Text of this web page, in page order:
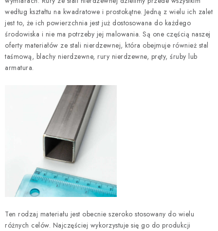
t
r
o
l
k
i
według kształtu na kwadratowe i prostokątne. Jedną z wielu ich zalet
jest to, że ich powierzchnia jest już dostosowana do każdego
środowiska i nie ma potrzeby jej malowania. Są one częścią naszej
oferty materiałów ze stali nierdzewnej, która obejmuje również stal
taśmową, blachy nierdzewne, rury nierdzewne, pręty, śruby lub
armatura.
Ten rodzaj materiału jest obecnie szeroko stosowany do wielu
różnych celów. Najczęściej wykorzystuje się go do produkcji